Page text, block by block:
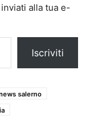
alla tua e-
Iscriviti
salerno